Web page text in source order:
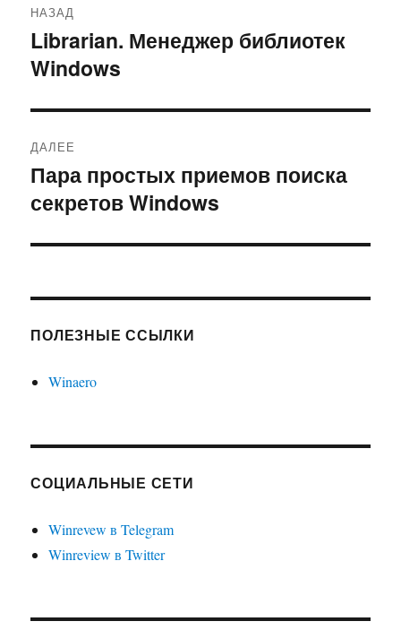
по
записям
НАЗАД
Предыдущая
запись:
Librarian. Менеджер библиотек
Windows
ДАЛЕЕ
Следующая
запись:
Пара простых приемов поиска
секретов Windows
ПОЛЕЗНЫЕ ССЫЛКИ
Winaero
СОЦИАЛЬНЫЕ СЕТИ
Winrevew в Telegram
Winreview в Twitter